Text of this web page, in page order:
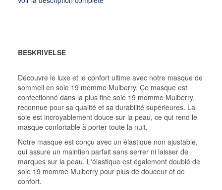
BESKRIVELSE
Découvre le luxe et le confort ultime avec notre masque de
sommeil en soie 19 momme Mulberry. Ce masque est
confectionné dans la plus fine soie 19 momme Mulberry,
reconnue pour sa qualité et sa durabilité supérieures. La
soie est incroyablement douce sur la peau, ce qui rend le
masque confortable à porter toute la nuit.
Notre masque est conçu avec un élastique non ajustable,
qui assure un maintien parfait sans serrer ni laisser de
marques sur la peau. L'élastique est également doublé de
soie 19 momme Mulberry pour plus de douceur et de
confort.